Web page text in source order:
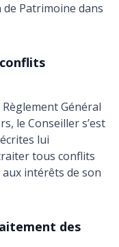
Patrimoine dans
Général
le Conseiller s’est
lui
tous conflits
intérêts de son
des